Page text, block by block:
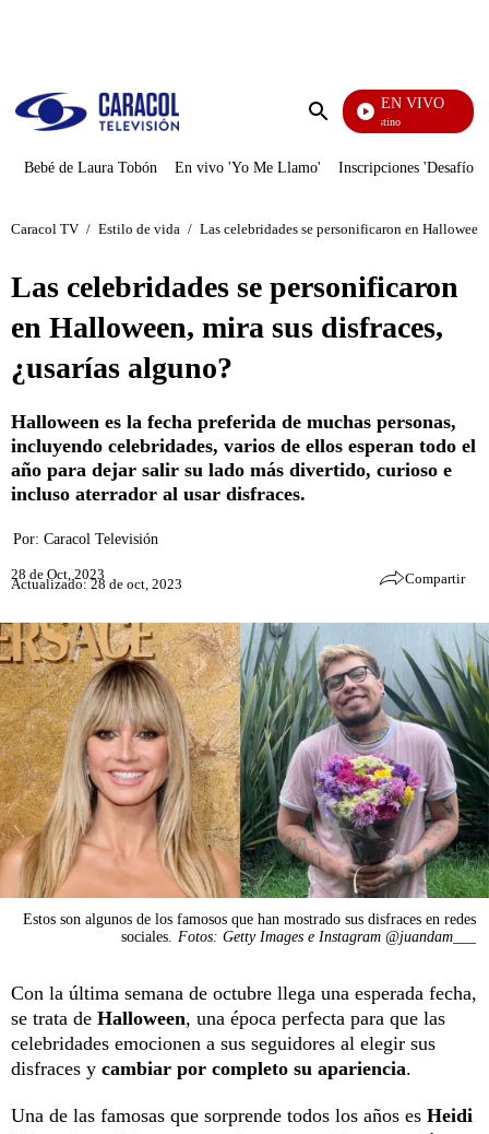
Enviar
EN VIVO
El
Bebé de Laura Tobón En vivo 'Yo Me Llamo' Inscripciones 'Desafío'
Caracol TV / Estilo de vida / Las celebridades se personificaron en
Las celebridades se personificaron
en Halloween, mira sus disfraces,
¿usarías alguno?
Halloween es la fecha preferida de muchas personas,
incluyendo celebridades, varios de ellos esperan todo el
año para dejar salir su lado más divertido, curioso e
incluso aterrador al usar disfraces.
Por: Caracol Televisión
28 de Oct, 2023
Actualizado: 28 de oct, 2023 Compartir
Estos son algunos de los famosos que han mostrado sus disfraces en redes
sociales.
Fotos: Getty Images e Instagram @juandam___
Con la última semana de octubre llega una esperada fecha,
se trata de Halloween, una época perfecta para que las
celebridades emocionen a sus seguidores al elegir sus
disfraces y cambiar por completo su apariencia.
Una de las famosas que sorprende todos los años es Heidi